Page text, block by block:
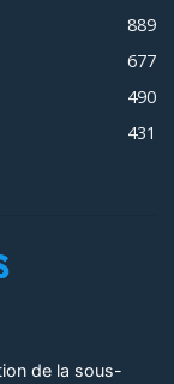
889
677
490
431
de la sous-